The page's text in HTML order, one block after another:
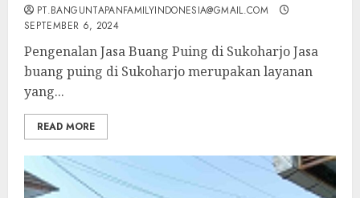
PT.BANGUNTAPANFAMILYINDONESIA@GMAIL.COM
SEPTEMBER 6, 2024
Pengenalan Jasa Buang Puing di Sukoharjo Jasa
buang puing di Sukoharjo merupakan layanan
yang...
READ MORE